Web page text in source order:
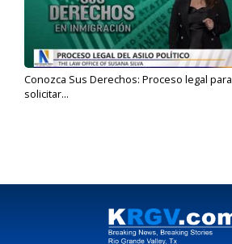
Conozca Sus Derechos: Proceso legal para
solicitar...